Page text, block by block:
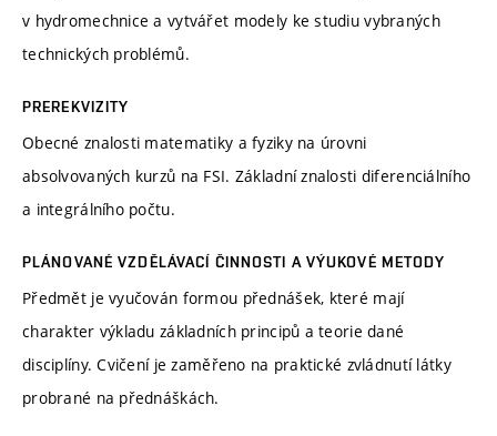
v hydromechnice a vytvářet modely ke studiu vybraných
technických problémů.
PREREKVIZITY
Obecné znalosti matematiky a fyziky na úrovni
absolvovaných kurzů na FSI. Základní znalosti diferenciálního
a integrálního počtu.
PLÁNOVANÉ VZDĚLÁVACÍ ČINNOSTI A VÝUKOVÉ METODY
Předmět je vyučován formou přednášek, které mají
charakter výkladu základních principů a teorie dané
disciplíny. Cvičení je zaměřeno na praktické zvládnutí látky
probrané na přednáškách.